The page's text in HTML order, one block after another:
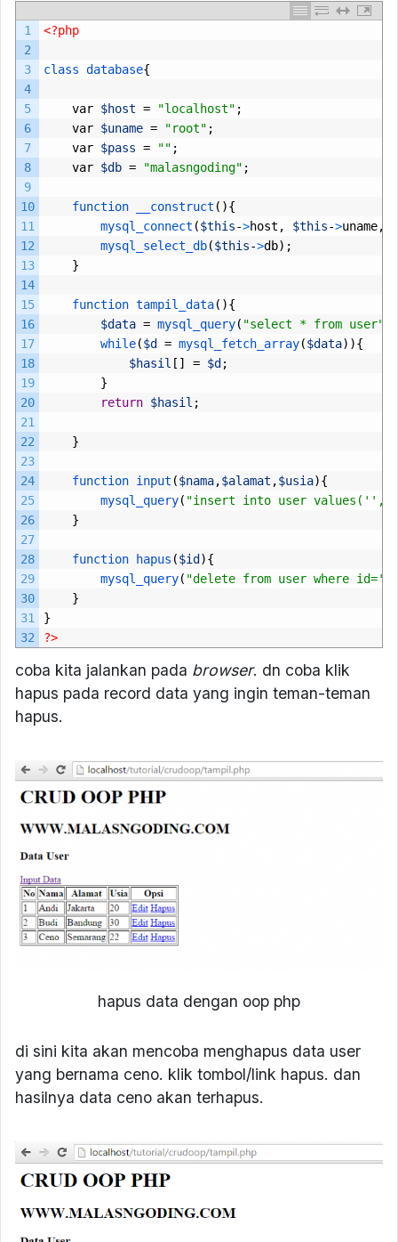
1
2
3
4
5
6
7
8
9
10
11
12
13
14
15
16
17
18
19
20
21
22
23
24
25
26
27
28
29
30
31
32
<?php
class database{
var $host = "localhost" ;
var $uname = "root" ;
var $pass = "" ;
var $db = "malasngoding" ;
function __construct (){
mysql_connect ($this->host , $this->uname,
mysql_select_db($this->db);
}
function tampil_data(){
$data = mysql_query( "select * from user"
while($d = mysql_fetch_array($data)){
$hasil [] = $d ;
}
return $hasil ;
}
function input ($nama,$alamat ,$usia){
mysql_query( "insert into user
}
function hapus ($id ){
mysql_query( "delete from user where
}
}
?>
coba kita jalankan pada browser. dn coba klik
hapus pada record data yang ingin teman-teman
hapus.
hapus data dengan oop php
di sini kita akan mencoba menghapus data user
yang bernama ceno. klik tombol/link hapus. dan
hasilnya data ceno akan terhapus.